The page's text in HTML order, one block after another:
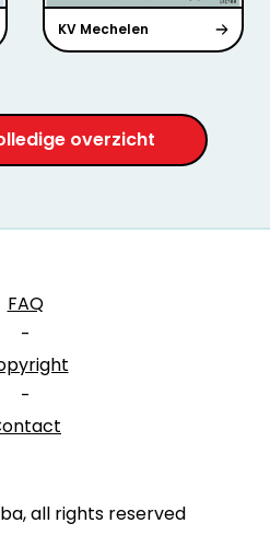
KV Mechelen
overzicht
FAQ
-
-
all rights reserved